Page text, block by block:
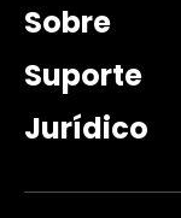
Sobre
Suporte
Jurídico